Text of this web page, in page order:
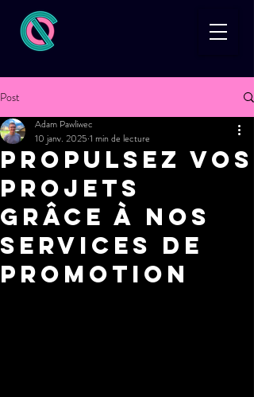
Post
Propulsez vos
projets
grâce à nos
services de
promotion
Adam Pawliwec
10 janv. 2025 1 min de lecture